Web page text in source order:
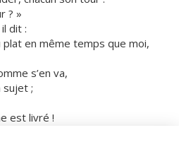
? »
dit :
plat en même temps que moi,
s’en va,
sujet ;
est livré !